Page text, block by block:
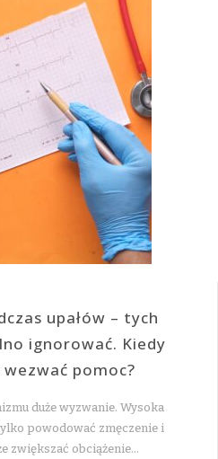
upałów – tych
ignorować. Kiedy
pomoc?
duże wyzwanie. Wysoka
powodować zmęczenie i
zwiększać obciążenie…